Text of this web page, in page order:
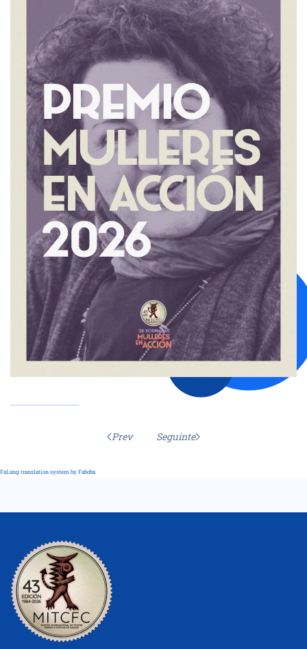
Prev Seguinte
FaLang translation system by Faboba